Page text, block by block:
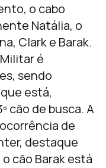
o cabo
Natália, o
Clark e Barak.
é
sendo
está,
cão de busca. A
de
destaque
cão Barak está